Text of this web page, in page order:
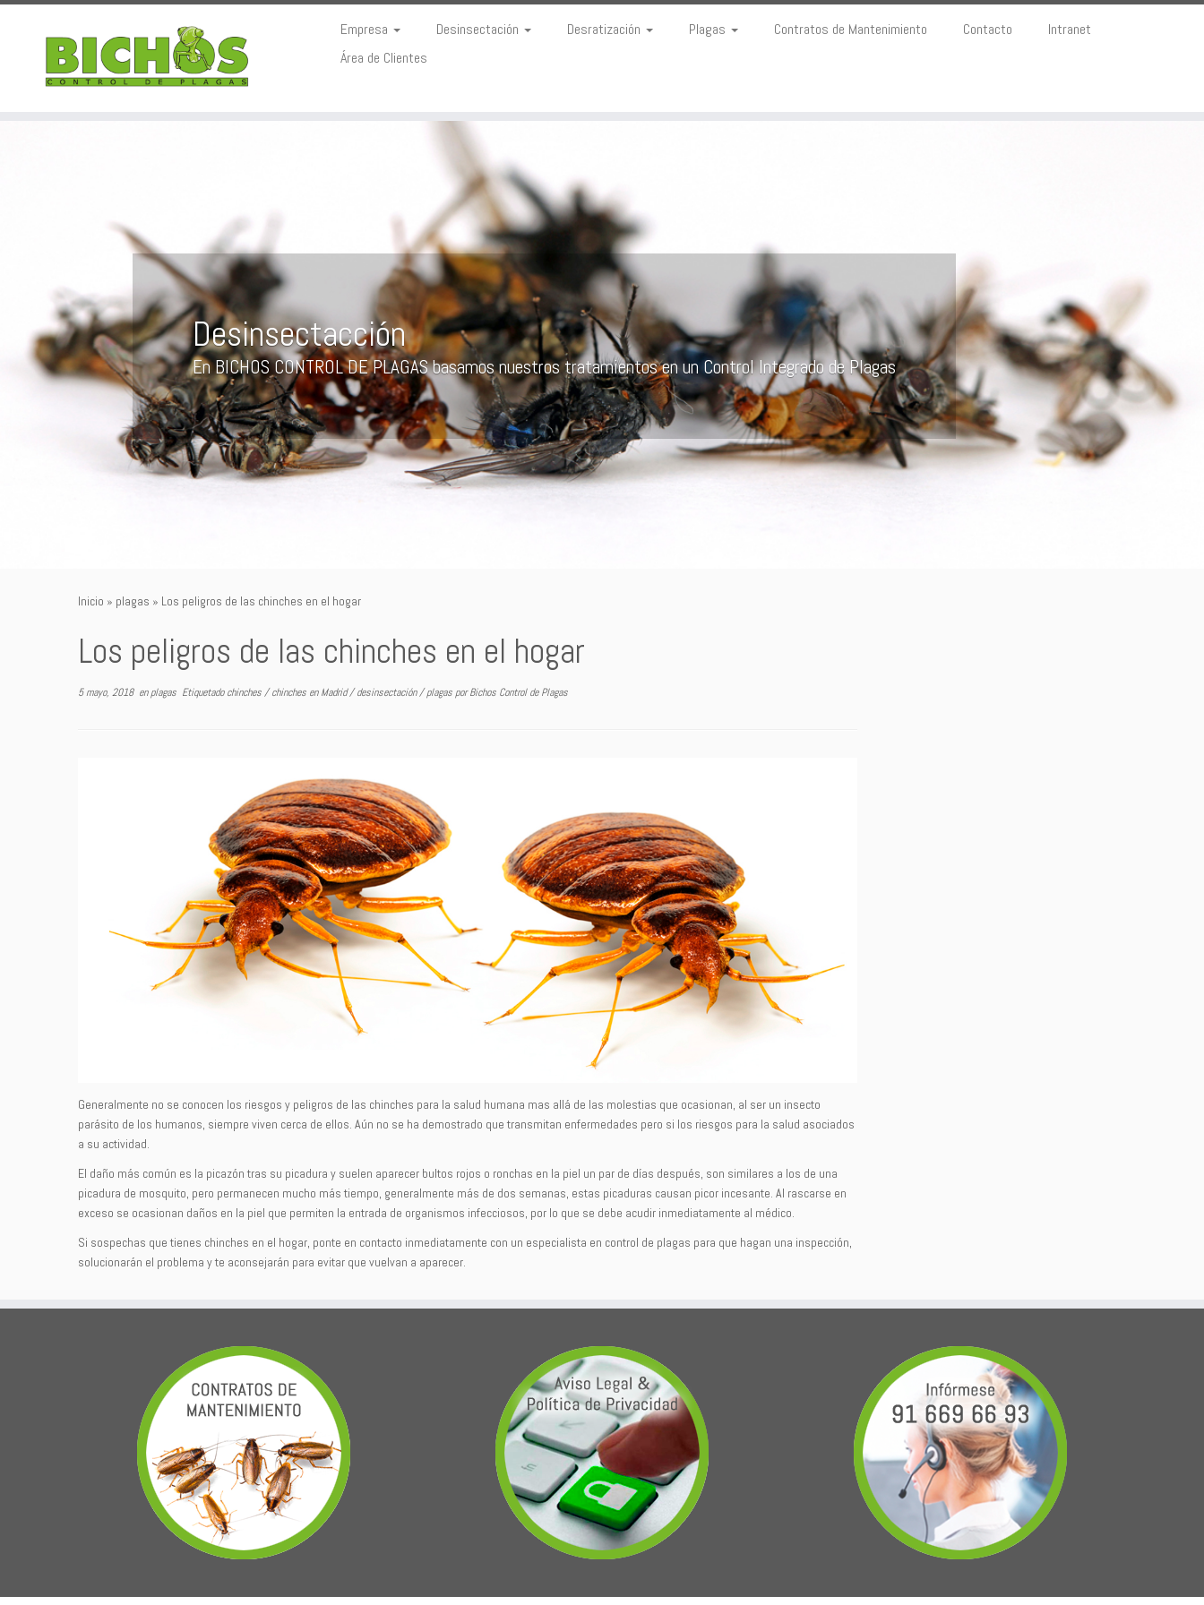
Empresa Desinsectación Desratización Plagas Contratos de Mantenimiento Contacto
Intranet
Área de Clientes
Desinsectacción
En BICHOS CONTROL DE PLAGAS basamos nuestros tratamientos en un Control Integrado de Plagas
Inicio » plagas » Los peligros de las chinches en el hogar
Los peligros de las chinches en el hogar
5 mayo, 2018enplagas Etiquetadochinches/chinches en Madrid/desinsectación/plagasporBichos Control de Plagas
Generalmente no se conocen los riesgos y peligros de las chinches para la salud humana mas allá de las molestias que ocasionan, al ser un insecto
parásito de los humanos, siempre viven cerca de ellos. Aún no se ha demostrado que transmitan enfermedades pero si los riesgos para la salud asociados
a su actividad.
El daño más común es la picazón tras su picadura y suelen aparecer bultos rojos o ronchas en la piel un par de días después, son similares a los de una
picadura de mosquito, pero permanecen mucho más tiempo, generalmente más de dos semanas, estas picaduras causan picor incesante. Al rascarse en
exceso se ocasionan daños en la piel que permiten la entrada de organismos infecciosos, por lo que se debe acudir inmediatamente al médico.
Si sospechas que tienes chinches en el hogar, ponte en contacto inmediatamente con un especialista en control de plagas para que hagan una inspección,
solucionarán el problema y te aconsejarán para evitar que vuelvan a aparecer.